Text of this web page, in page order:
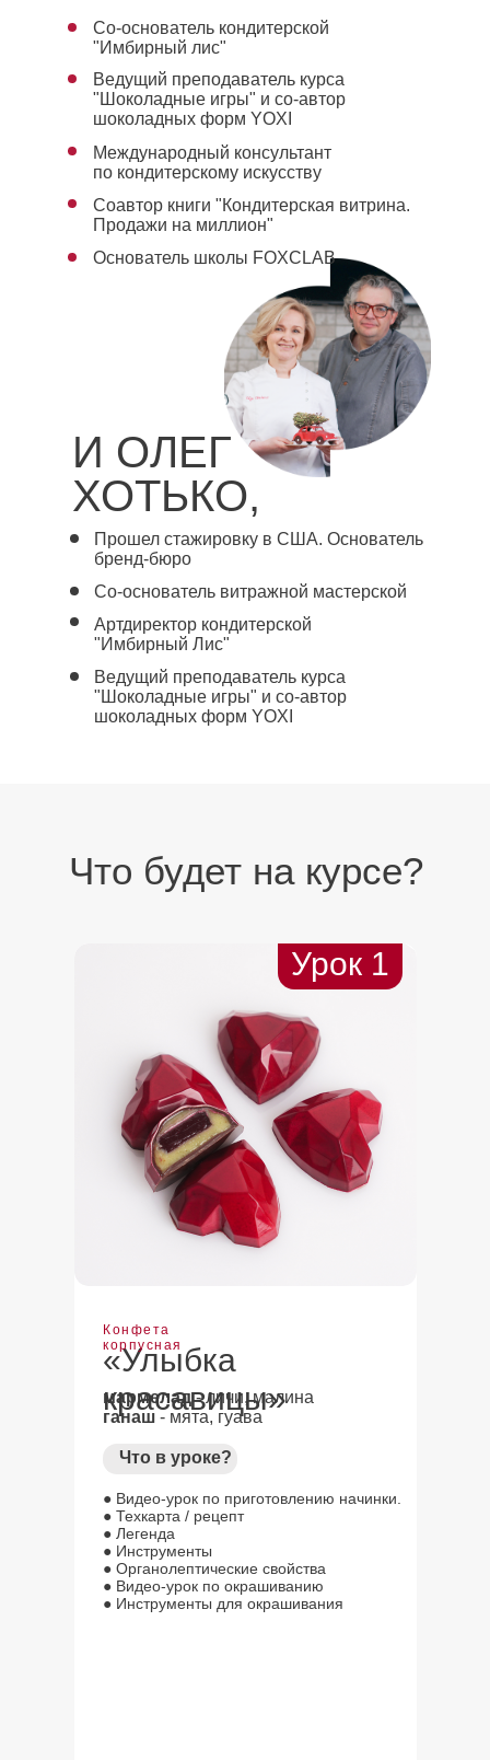
И ОЛЕГ
ХОТЬКО,
Со-основатель кондитерской
"Имбирный лис"
Ведущий преподаватель курса
"Шоколадные игры" и со-автор
шоколадных форм YOXI
Международный консультант
по кондитерскому искусству
Соавтор книги "Кондитерская витрина.
Продажи на миллион"
Основатель школы FOXCLAB
Прошел стажировку в США. Основатель
бренд-бюро
Со-основатель витражной мастерской
Артдиректор кондитерской
"Имбирный Лис"
Ведущий преподаватель курса
"Шоколадные игры" и со-автор
шоколадных форм YOXI
Что будет на курсе?
Урок 1
«Улыбка
красавицы»
Конфета
корпусная
мармелад- личи, малина
ганаш - мята, гуава
● Видео-урок по приготовлению начинки.
● Техкарта / рецепт
● Легенда
● Инструменты
● Органолептические свойства
● Видео-урок по окрашиванию
● Инструменты для окрашивания
Что в уроке?